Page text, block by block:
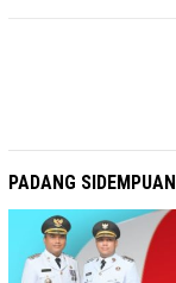
PADANG SIDEMPUAN